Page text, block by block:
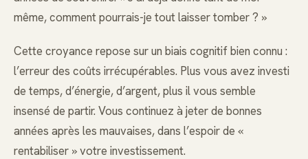
même, comment pourrais-je tout laisser tomber ? »
Cette croyance repose sur un biais cognitif bien connu :
l’erreur des coûts irrécupérables. Plus vous avez investi
de temps, d’énergie, d’argent, plus il vous semble
insensé de partir. Vous continuez à jeter de bonnes
années après les mauvaises, dans l’espoir de «
rentabiliser » votre investissement.